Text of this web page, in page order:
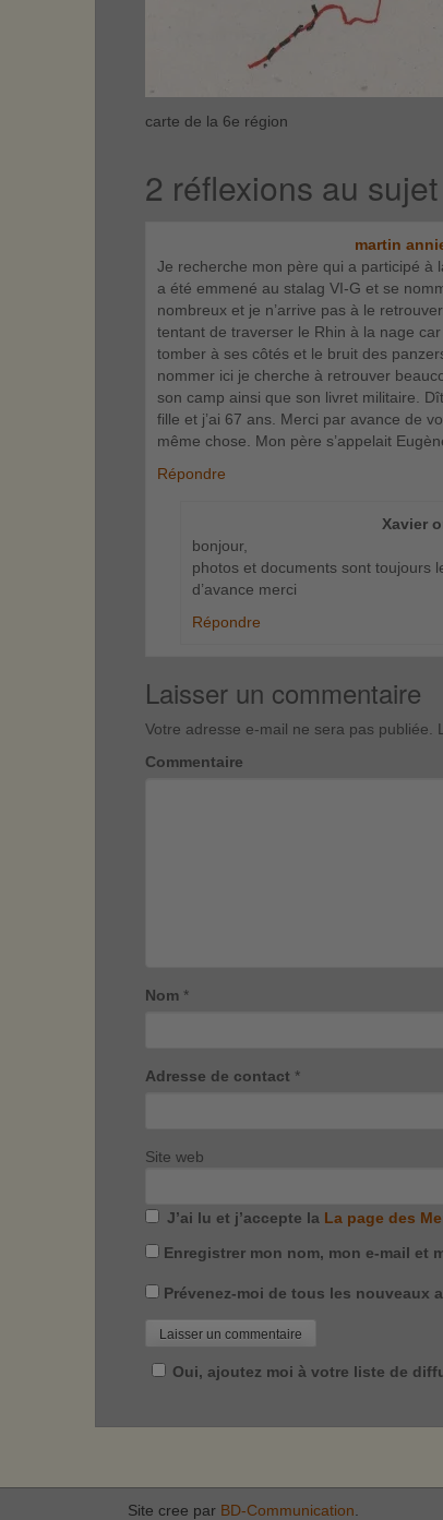
carte de la 6e région
2 réflexions au sujet
martin
Je recherche mon père qui a participé à
a été emmené au stalag VI-G et se
nombreux et je n’arrive pas à le
tentant de traverser le Rhin à la nage
tomber à ses côtés et le bruit des
nommer ici je cherche à retrouver
son camp ainsi que son livret militaire.
fille et j’ai 67 ans. Merci par avance de
même chose. Mon père s’appelait
Répondre
Xavier
bonjour,
photos et documents sont toujours
d’avance merci
Répondre
Laisser un commentaire
Votre adresse e-mail ne sera pas publiée.
Commentaire
Nom *
Adresse de contact *
Site web
J’ai lu et j’accepte la La page des
Enregistrer mon nom, mon e-mail et
Prévenez-moi de tous les nouveaux
Oui, ajoutez moi à votre liste de
Site cree par BD-Communication